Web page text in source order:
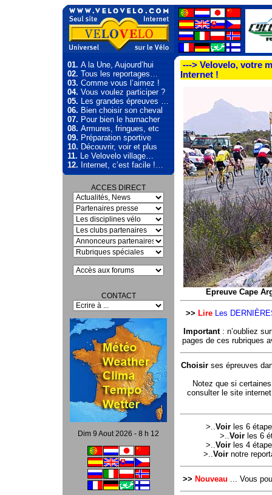
01.A la Une, Aujourd’hui
02.Tous les reportages…
03.Comme vous l’aimez !
04.Vous voulez participer ?
05.Les grandes épreuves …
06.Bien choisir son cheval
07.Pour bien le harnacher
08.Armures, fringues, etc
09.Préparation sportive
10.Découvrir, voir et plus
11.Le Velovelo village…
12.Internet, c’est facile !…
ACCES DIRECT
CONTACT
Dim 9 Aout 2026 - 8 h 12
---> Velovelo, votre
Internet !
Epreuve Cape
>> Lire Les
Important: n’oubliez
pages de ces rubriques
Choisir ses épreuves
Notez que si
consulter le site
>..Voir les 6
>..Voirles 6
>..Voir les 4
>..Voir notre
>> Nouveau ... Vous